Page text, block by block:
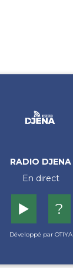
RADIO DJENA
En direct
▶️ ?
Développé par OTIYA